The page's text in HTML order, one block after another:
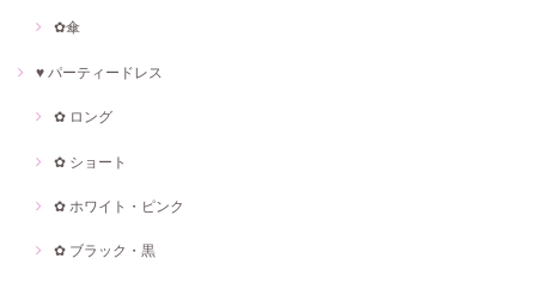
✿傘
♥ パーティードレス
✿ ロング
✿ ショート
✿ ホワイト・ピンク
✿ ブラック・黒